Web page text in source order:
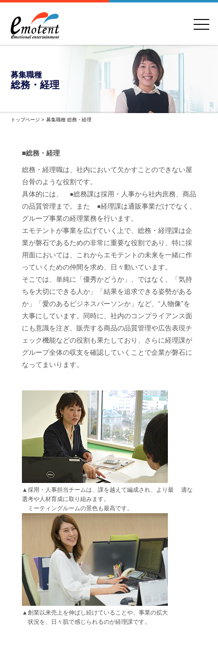
募集職種
総務・経理
トップページ > 募集職種 総務・経理
■総務・経理
総務・経理職は、社内において欠かすことのできない屋
台骨のような役割です。
具体的には、 ●総務課は採用・人事から社内庶務、商品
の品質管理まで。また ●経理課は通販事業だけでなく、
グループ事業の経理業務を行います。
エモテントが事業を広げていく上で、総務・経理課は企
業が磐石であるための非常に重要な役割であり、特に採
用面においては、これからエモテントの未来を一緒に作
っていくための仲間を求め、日々動いています。
そこでは、単純に「優秀かどうか」、ではなく、「気持
ちを大切にできる人か」「結果を追求できる姿勢がある
か」「愛のあるビジネスパーソンか」など、“人物像”を
大事にしています。同時に、社内のコンプライアンス面
にも意識を注ぎ、販売する商品の品質管理や広告表現チ
ェック機能などの役割も果たしており、さらに経理課が
グループ全体の収支を確認していくことで企業が磐石に
なってまいります。
▲採用・人事担当チームは、課を越えて編成され、より最 適な
選考や人材育成に取り組みます。
ミーティングルームの景色も最高です。
▲創業以来売上を伸ばし続けていることや、事業の拡大
状況を、日々肌で感じられるのが経理課です。